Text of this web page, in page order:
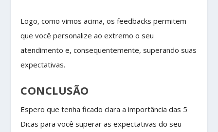
Logo, como vimos acima, os feedbacks permitem
que você personalize ao extremo o seu
atendimento e, consequentemente, superando suas
expectativas.
CONCLUSÃO
Espero que tenha ficado clara a importância das 5
Dicas para você superar as expectativas do seu